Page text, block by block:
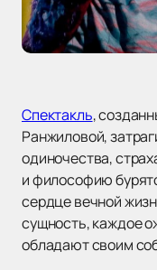
Спектакль,
Ранжиловой,
одиночества,
и философию
сердце вечной
сущность, каждое
обладают своим